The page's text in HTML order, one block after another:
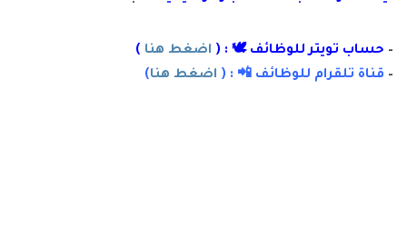
– حساب تويتر للوظائف 🕊 : ( اضغط هنا )
– قناة تلقرام للوظائف 📲 : ( اضغط هنا)